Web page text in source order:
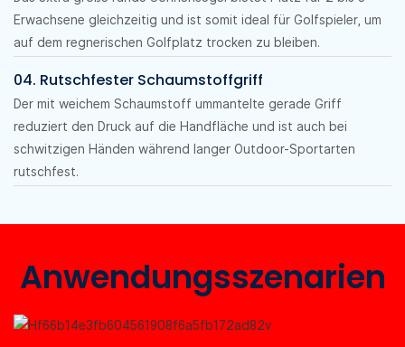
Erwachsene gleichzeitig und ist somit ideal für Golfspieler, um
auf dem regnerischen Golfplatz trocken zu bleiben.
04. Rutschfester Schaumstoffgriff
Der mit weichem Schaumstoff ummantelte gerade Griff
reduziert den Druck auf die Handfläche und ist auch bei
schwitzigen Händen während langer Outdoor-Sportarten
rutschfest.
Anwendungsszenarien